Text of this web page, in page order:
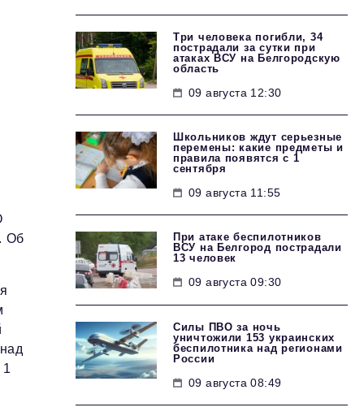
Об
1
Три человека погибли, 34
пострадали за сутки при
атаках ВСУ на Белгородскую
область
09 августа 12:30
Школьников ждут серьезные
перемены: какие предметы и
правила появятся с 1
сентября
09 августа 11:55
При атаке беспилотников
ВСУ на Белгород пострадали
13 человек
09 августа 09:30
Силы ПВО за ночь
уничтожили 153 украинских
беспилотника над регионами
России
09 августа 08:49